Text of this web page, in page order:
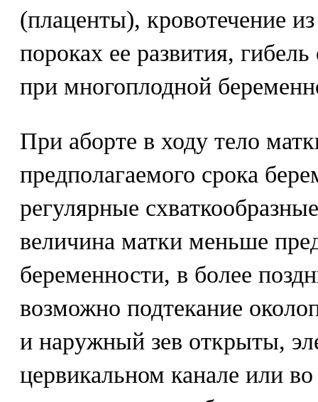
(плаценты), кровотечение
пороках ее развития,
при многоплодной
При аборте в ходу тело
предполагаемого срока
регулярные
величина матки меньше
беременности, в более
возможно подтекание
и наружный зев открыты,
цервикальном канале или